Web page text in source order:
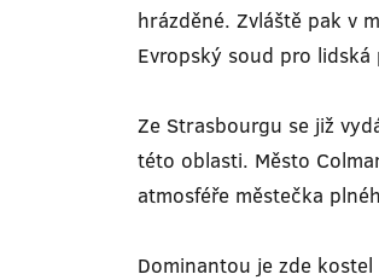
hrázděné. Zvláště pak v
Evropský soud pro lidská
Ze Strasbourgu se již
této oblasti. Město
atmosféře městečka
Dominantou je zde